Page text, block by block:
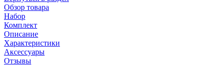
Обзор товара
Набор
Комплект
Описание
Характеристики
Аксессуары
Отзывы